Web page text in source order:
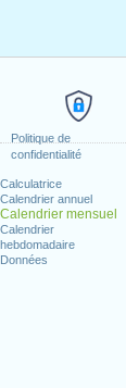
Politique de
confidentialité
Calculatrice
Calendrier annuel
Calendrier mensuel
Calendrier
hebdomadaire
Données